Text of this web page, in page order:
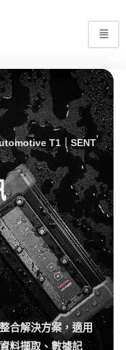
冷鏈
記錄，協助企業掌